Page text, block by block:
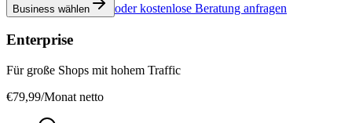
Business wählen oder kostenlose Beratung anfragen
Enterprise
Für große Shops mit hohem Traffic
€79,99/Monat netto